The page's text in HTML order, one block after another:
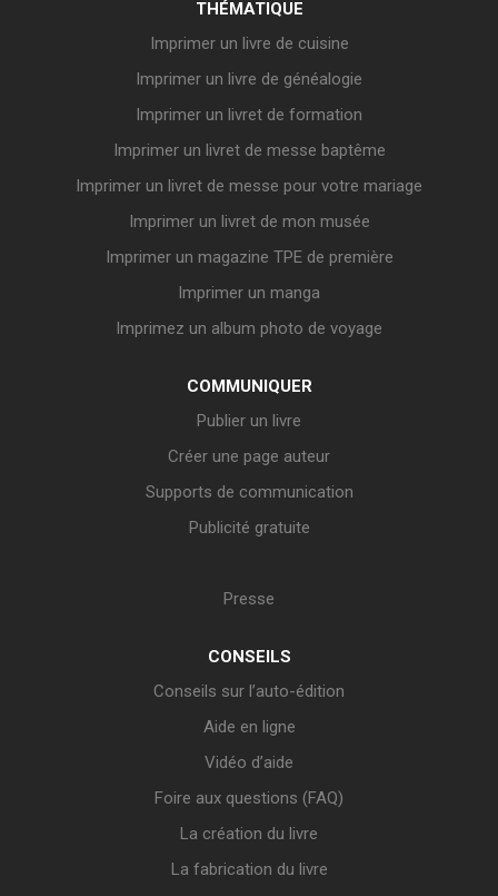
THÉMATIQUE
Imprimer un livre de cuisine
Imprimer un livre de généalogie
Imprimer un livret de formation
Imprimer un livret de messe baptême
Imprimer un livret de messe pour votre mariage
Imprimer un livret de mon musée
Imprimer un magazine TPE de première
Imprimer un manga
Imprimez un album photo de voyage
COMMUNIQUER
Publier un livre
Créer une page auteur
Supports de communication
Publicité gratuite
Presse
CONSEILS
Conseils sur l’auto-édition
Aide en ligne
Vidéo d’aide
Foire aux questions (FAQ)
La création du livre
La fabrication du livre